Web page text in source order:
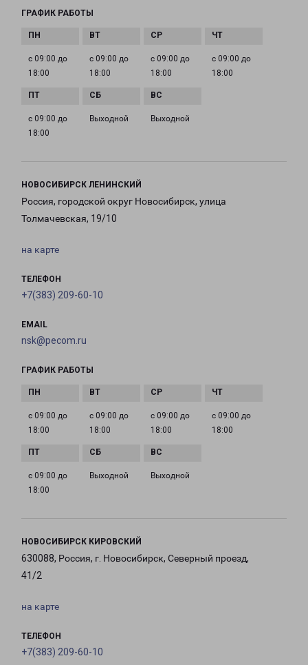
ГРАФИК РАБОТЫ
с 09:00 до
18:00
с 09:00 до
18:00
с 09:00 до
18:00
с 09:00 до
18:00
с 09:00 до
18:00
Выходной Выходной
НОВОСИБИРСК ЛЕНИНСКИЙ
Россия, городской округ Новосибирск, улица
Толмачевская, 19/10
на карте
ТЕЛЕФОН
+7(383) 209-60-10
EMAIL
nsk@pecom.ru
ГРАФИК РАБОТЫ
с 09:00 до
18:00
с 09:00 до
18:00
с 09:00 до
18:00
с 09:00 до
18:00
с 09:00 до
18:00
Выходной Выходной
НОВОСИБИРСК КИРОВСКИЙ
630088, Россия, г. Новосибирск, Северный проезд,
41/2
на карте
ТЕЛЕФОН
+7(383) 209-60-10